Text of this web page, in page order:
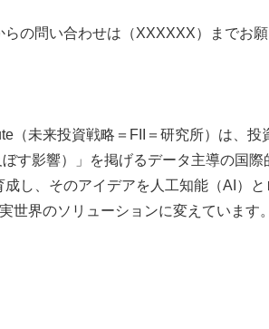
の問い合わせは（XXXXXX）までお願
（未来投資戦略＝FII＝研究所）は、
ぼす影響）」を掲げるデータ主導の国
し、そのアイデアを人工知能（AI）
世界のソリューションに変えています